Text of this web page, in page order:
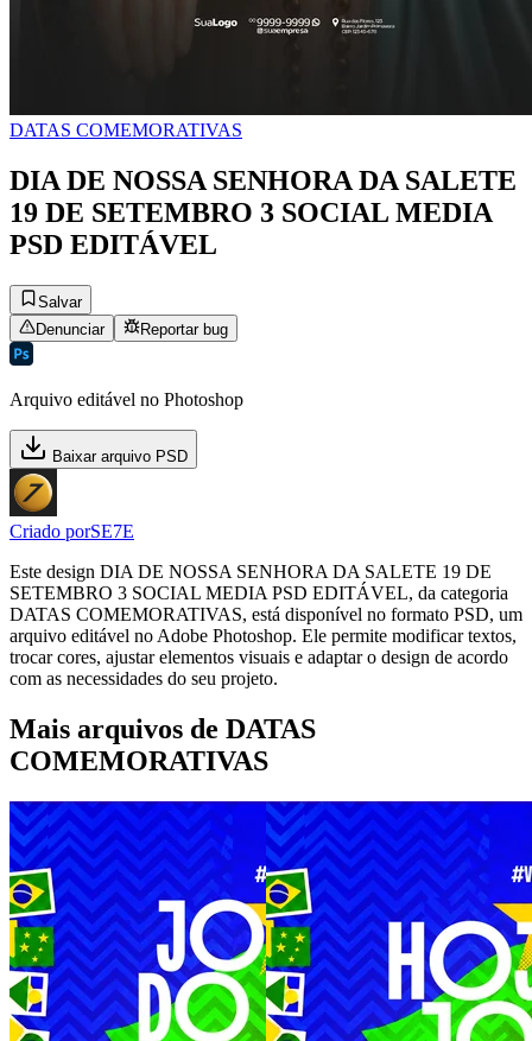
DATAS COMEMORATIVAS
DIA DE NOSSA SENHORA DA SALETE
19 DE SETEMBRO 3 SOCIAL MEDIA
PSD EDITÁVEL
Salvar
Denunciar
Reportar bug
Arquivo editável no Photoshop
Baixar arquivo PSD
Criado porSE7E
Este design DIA DE NOSSA SENHORA DA SALETE 19 DE
SETEMBRO 3 SOCIAL MEDIA PSD EDITÁVEL, da categoria
DATAS COMEMORATIVAS, está disponível no formato PSD, um
arquivo editável no Adobe Photoshop. Ele permite modificar textos,
trocar cores, ajustar elementos visuais e adaptar o design de acordo
com as necessidades do seu projeto.
Mais arquivos de DATAS
COMEMORATIVAS